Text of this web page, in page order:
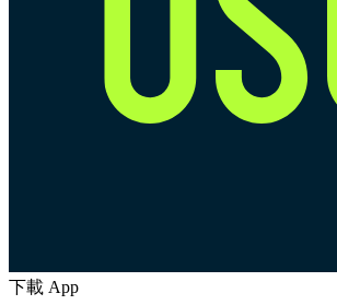
下載 App